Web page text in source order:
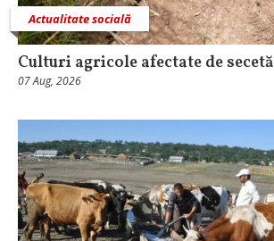
Actualitate socială
Culturi agricole afectate de secetă
07 Aug, 2026